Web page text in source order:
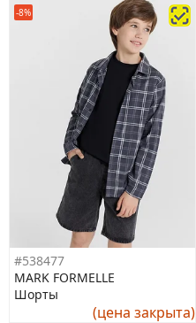
-8%
#538477
MARK FORMELLE
Шорты
(цена закрыта)